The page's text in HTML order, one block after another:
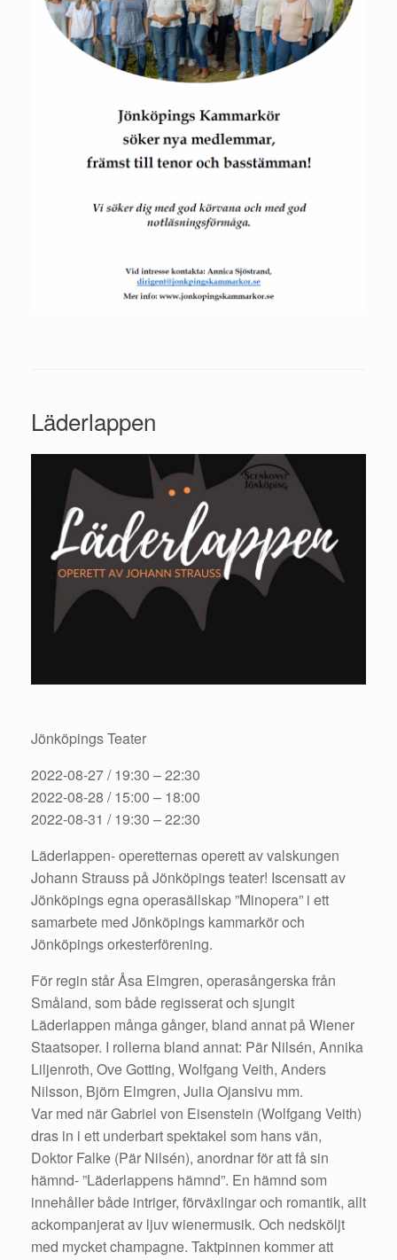
Läderlappen
Jönköpings Teater
2022-08-27 / 19:30 – 22:30
2022-08-28 / 15:00 – 18:00
2022-08-31 / 19:30 – 22:30
Läderlappen- operetternas operett av valskungen
Johann Strauss på Jönköpings teater! Iscensatt av
Jönköpings egna operasällskap ”Minopera” i ett
samarbete med Jönköpings kammarkör och
Jönköpings orkesterförening.
För regin står Åsa Elmgren, operasångerska från
Småland, som både regisserat och sjungit
Läderlappen många gånger, bland annat på Wiener
Staatsoper. I rollerna bland annat: Pär Nilsén, Annika
Liljenroth, Ove Gotting, Wolfgang Veith, Anders
Nilsson, Björn Elmgren, Julia Ojansivu mm.
Var med när Gabriel von Eisenstein (Wolfgang Veith)
dras in i ett underbart spektakel som hans vän,
Doktor Falke (Pär Nilsén), anordnar för att få sin
hämnd- ”Läderlappens hämnd”. En hämnd som
innehåller både intriger, förväxlingar och romantik, allt
ackompanjerat av ljuv wienermusik. Och nedsköljt
med mycket champagne. Taktpinnen kommer att